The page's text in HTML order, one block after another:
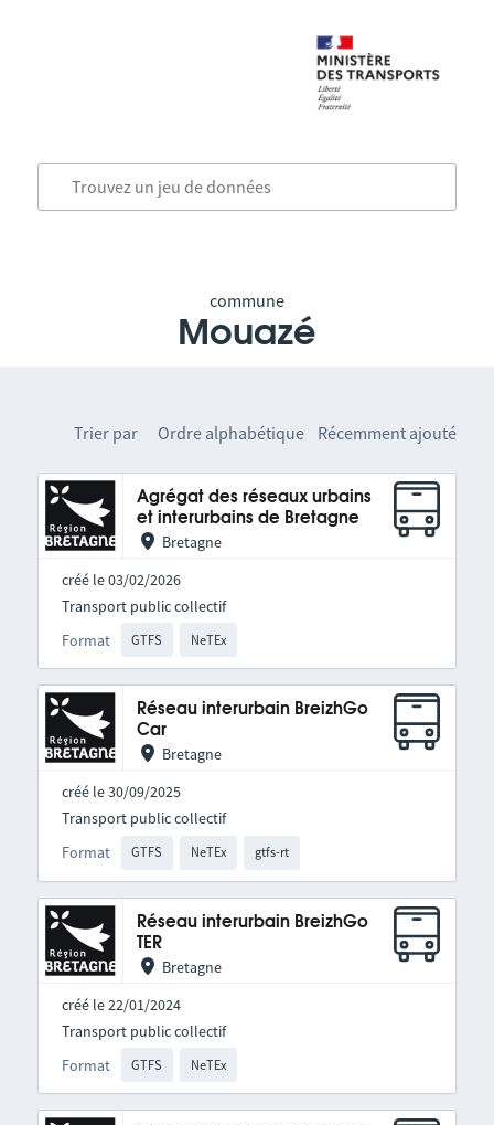
commune
Mouazé
Trier par Ordre alphabétique Récemment ajouté
Agrégat des réseaux urbains
et interurbains de Bretagne
Bretagne
créé le 03/02/2026
Format GTFS NeTEx
Transport public collectif
Réseau interurbain BreizhGo
Car
Bretagne
créé le 30/09/2025
Format GTFS NeTEx gtfs-rt
Transport public collectif
Réseau interurbain BreizhGo
TER
Bretagne
créé le 22/01/2024
Format GTFS NeTEx
Transport public collectif